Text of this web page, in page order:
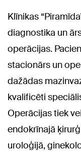
Klīnikas
diagnostika un
operācijas.
stacionārs un
dažādas
kvalificēti
Operācijas tiek
endokrīnajā
uroloģijā,